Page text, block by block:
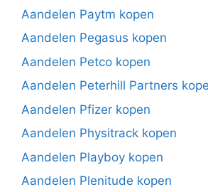
Aandelen Paytm kopen
Aandelen Pegasus kopen
Aandelen Petco kopen
Aandelen Peterhill Partners
Aandelen Pfizer kopen
Aandelen Physitrack kopen
Aandelen Playboy kopen
Aandelen Plenitude kopen